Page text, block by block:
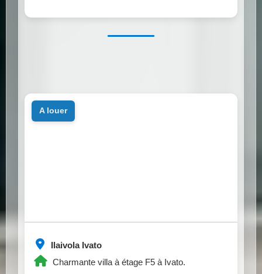
Ilaivola Ivato
Charmante villa à étage F5 à Ivato.
a louer